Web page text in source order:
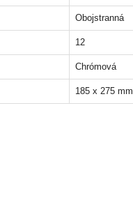
Obojstranná
12
Chrómová
185 x 275 mm